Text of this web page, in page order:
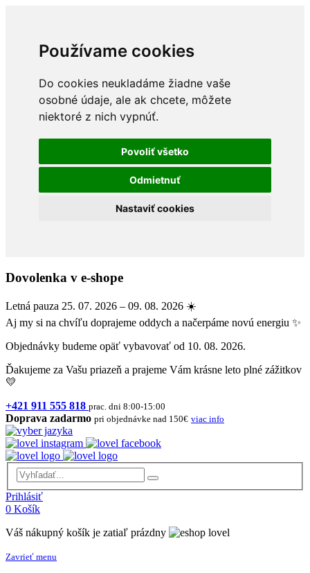
Používame cookies
Do cookies neukladáme žiadne vaše
osobné údaje, ale ak chcete, môžete
niektoré z nich vypnúť.
Povoliť všetko
Odmietnuť
Nastaviť cookies
Dovolenka v e-shope
Letná pauza 25. 07. 2026 – 09. 08. 2026 ☀️
Aj my si na chvíľu doprajeme oddych a načerpáme novú energiu ✨
Objednávky budeme opäť vybavovať od 10. 08. 2026.
Ďakujeme za Vašu priazeň a prajeme Vám krásne leto plné zážitkov
💛
+421 911 555 818 prac. dni 8:00-15:00
Doprava zadarmo pri objednávke nad 150€ viac info
Prihlásiť
0 Košík
Váš nákupný košík je zatiaľ prázdny
Zavrieť menu